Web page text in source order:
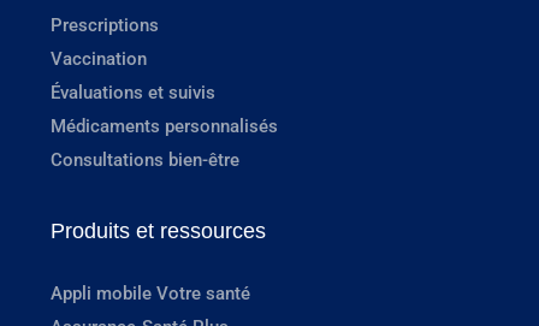
Prescriptions
Vaccination
Évaluations et suivis
Médicaments personnalisés
Consultations bien-être
Produits et ressources
Appli mobile Votre santé